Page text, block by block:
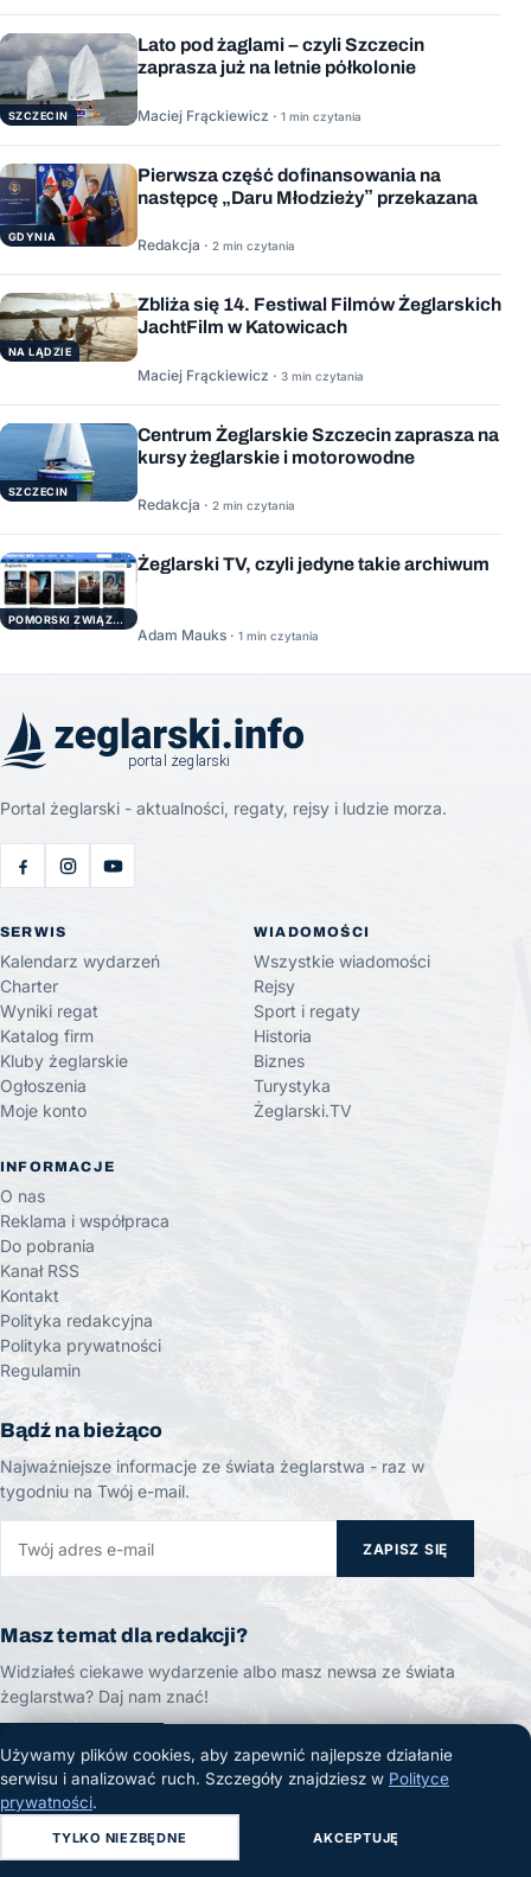
SZCZECIN
Lato pod żaglami – czyli Szczecin
zaprasza już na letnie półkolonie
Maciej Frąckiewicz · 1 min czytania
GDYNIA
Pierwsza część dofinansowania na
następcę „Daru Młodzieży” przekazana
Redakcja · 2 min czytania
NA LĄDZIE
Zbliża się 14. Festiwal Filmów Żeglarskich
JachtFilm w Katowicach
Maciej Frąckiewicz · 3 min czytania
SZCZECIN
Centrum Żeglarskie Szczecin zaprasza na
kursy żeglarskie i motorowodne
Redakcja · 2 min czytania
POMORSKI ZWIĄZEK ŻEGLARSKI
Żeglarski TV, czyli jedyne takie archiwum
Adam Mauks · 1 min czytania
Portal żeglarski - aktualności, regaty, rejsy i ludzie morza.
SERWIS
Kalendarz wydarzeń
Charter
Wyniki regat
Katalog firm
Kluby żeglarskie
Ogłoszenia
Moje konto
WIADOMOŚCI
Wszystkie wiadomości
Rejsy
Sport i regaty
Historia
Biznes
Turystyka
Żeglarski.TV
INFORMACJE
O nas
Reklama i współpraca
Do pobrania
Kanał RSS
Kontakt
Polityka redakcyjna
Polityka prywatności
Regulamin
Bądź na bieżąco
Najważniejsze informacje ze świata żeglarstwa - raz w
tygodniu na Twój e-mail.
ZAPISZ SIĘ
Masz temat dla redakcji?
Widziałeś ciekawe wydarzenie albo masz newsa ze świata
żeglarstwa? Daj nam znać!
ZGŁOŚ TEMAT
© 2026 Żeglarski.info. Wszelkie prawa zastrzeżone.
Używamy plików cookies, aby zapewnić najlepsze działanie
serwisu i analizować ruch. Szczegóły znajdziesz w Polityce
prywatności.
TYLKO NIEZBĘDNE AKCEPTUJĘ